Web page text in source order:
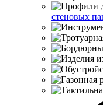
стеновых